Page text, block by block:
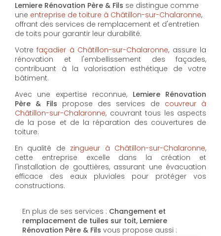
Lemiere Rénovation Père & Fils se distingue comme
une entreprise de toiture à Châtillon-sur-Chalaronne,
offrant des services de remplacement et d'entretien
de toits pour garantir leur durabilité.
Votrefaçadier à Châtillon-sur-Chalaronne, assure la
rénovation et l'embellissement des façades,
contribuant à la valorisation esthétique de votre
bâtiment.
Avec une expertise reconnue, Lemiere Rénovation
Père & Fils propose des services de couvreur à
Châtillon-sur-Chalaronne, couvrant tous les aspects
de la pose et de la réparation des couvertures de
toiture.
En qualité de zingueur à Châtillon-sur-Chalaronne,
cette entreprise excelle dans la création et
l'installation de gouttières, assurant une évacuation
efficace des eaux pluviales pour protéger vos
constructions.
En plus de ses services : Changement et
remplacement de tuiles sur toit, Lemiere
Rénovation Père & Fils vous propose aussi :